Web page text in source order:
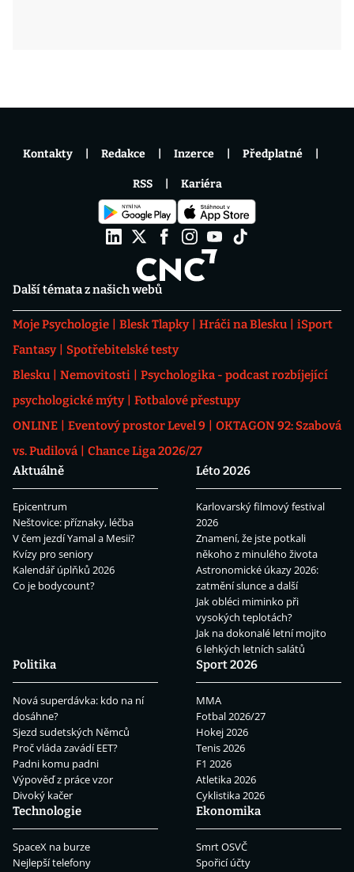
Další témata z našich webů
Moje Psychologie Blesk Tlapky Hráči na Blesku
iSport
Fantasy
Spotřebitelské testy
Blesku
Nemovitosti
Psychologika - podcast rozbíjející
psychologické mýty
Fotbalové přestupy
ONLINE
Eventový prostor Level 9
OKTAGON 92: Szabová
vs. Pudilová
Chance Liga 2026/27
Aktuálně
Epicentrum
Neštovice: příznaky, léčba
V čem jezdí Yamal a Mesii?
Kvízy pro seniory
Kalendář úplňků 2026
Co je bodycount?
Léto 2026
Karlovarský filmový festival
2026
Znamení, že jste potkali
někoho z minulého života
Astronomické úkazy 2026:
zatmění slunce a další
Jak obléci miminko při
vysokých teplotách?
Jak na dokonalé letní mojito
6 lehkých letních salátů
Politika
Nová superdávka: kdo na ní
dosáhne?
Sjezd sudetských Němců
Proč vláda zavádí EET?
Padni komu padni
Výpověď z práce vzor
Divoký kačer
Sport 2026
MMA
Fotbal 2026/27
Hokej 2026
Tenis 2026
F1 2026
Atletika 2026
Cyklistika 2026
Technologie
SpaceX na burze
Nejlepší telefony
Ekonomika
Smrt OSVČ
Spořicí účty
Kontakty Redakce Inzerce Předplatné
RSS Kariéra